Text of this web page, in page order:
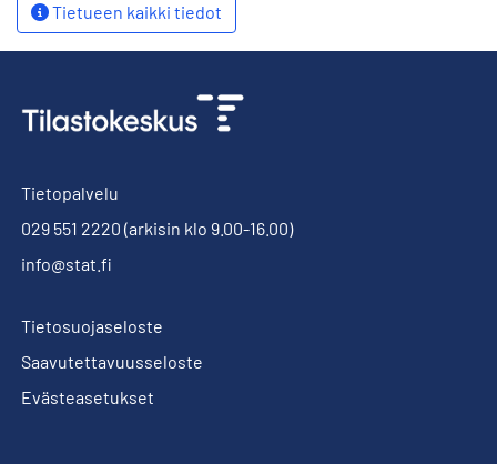
Tietueen kaikki tiedot
Tietopalvelu
029 551 2220 (arkisin klo 9.00-16.00)
info@stat.fi
Tietosuojaseloste
Saavutettavuusseloste
Evästeasetukset